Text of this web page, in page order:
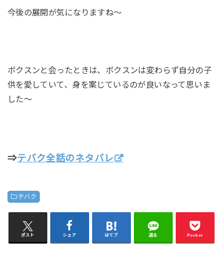
今後の展開が気になりますね～
ボクスンと会ったときは、ボクスンは変わらず自分の子
供を愛していて、身を案じているのが良いなって思いま
した～
⇒テバク全話のネタバレ
テバク
ポスト シェア はてブ 送る Pocket